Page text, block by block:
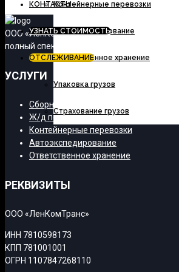
Контейнерные перевозки
Автоэкспедирование
Ответственное хранение
Упаковка грузов
Страхование грузов
КОНТАКТЫ
УЗНАТЬ СТОИМОСТЬ
ОТСЛЕЖИВАНИЕ
ООО «ЛенКомТранс» осуществляет свою
полный спектр транспортно-
УСЛУГИ
Сборные грузы
Ж/д перевозки
Контейнерные перевозки
Автоэкспедирование
Ответственное хранение
РЕКВИЗИТЫ
ООО «ЛенКомТранс»
ИНН 7810598173
КПП 781001001
ОГРН 1107847268110